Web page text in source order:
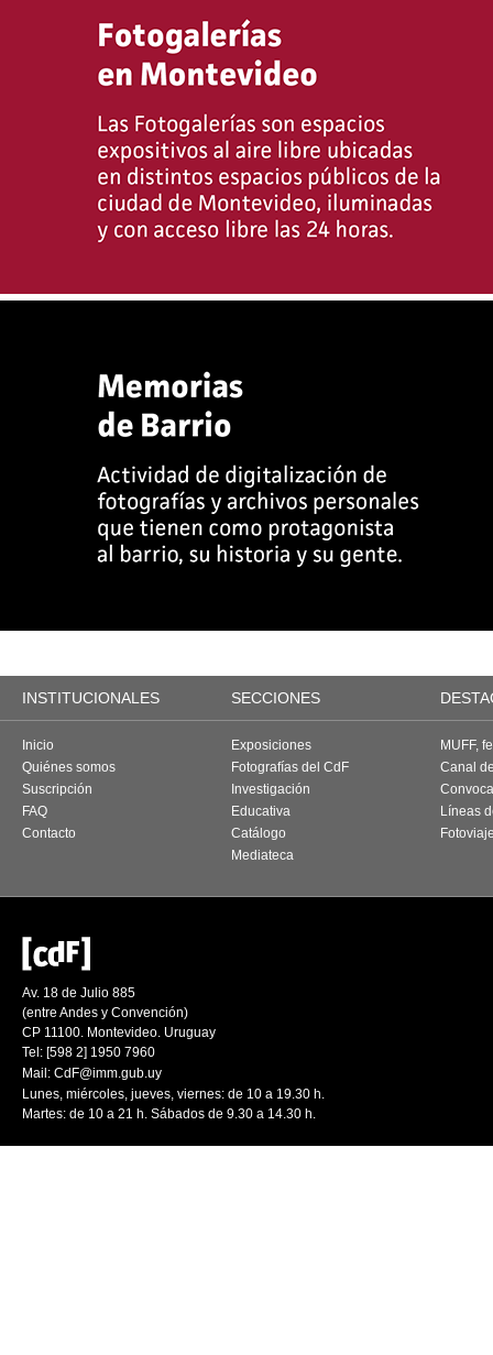
INSTITUCIONALES SECCIONES
Inicio
Quiénes somos
Suscripción
FAQ
Contacto
Exposiciones
Fotografías del CdF
Investigación
Educativa
Catálogo
Mediateca
MUFF,
Canal
Líneas
Av. 18 de Julio 885
(entre Andes y Convención)
CP 11100. Montevideo. Uruguay
Tel: [598 2] 1950 7960
Mail: CdF@imm.gub.uy
Lunes, miércoles, jueves, viernes: de 10 a 19.30 h.
Martes: de 10 a 21 h. Sábados de 9.30 a 14.30 h.